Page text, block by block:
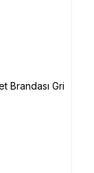
Brandası Gri